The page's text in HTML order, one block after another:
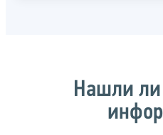
Нашли